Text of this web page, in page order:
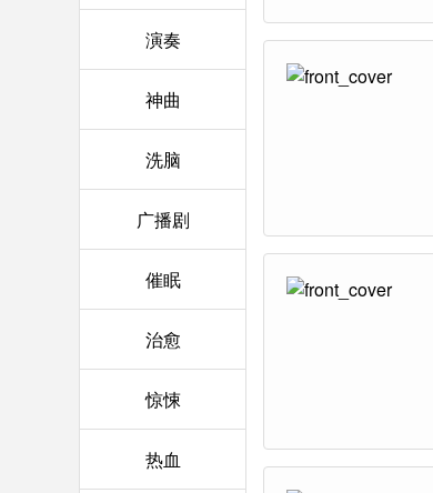
演奏
神曲
洗脑
广播剧
催眠
治愈
惊悚
热血